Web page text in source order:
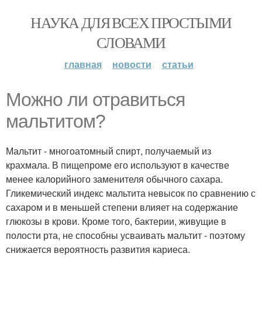
НАУКА ДЛЯ ВСЕХ ПРОСТЫМИ
СЛОВАМИ
главная новости статьи
Можно ли отравиться
мальтитом?
Мальтит - многоатомный спирт, получаемый из
крахмала. В пищепроме его используют в качестве
менее калорийного заменителя обычного сахара.
Гликемический индекс мальтита невысок по сравнению с
сахаром и в меньшей степени влияет на содержание
глюкозы в крови. Кроме того, бактерии, живущие в
полости рта, не способны усваивать мальтит - поэтому
снижается вероятность развития кариеса.